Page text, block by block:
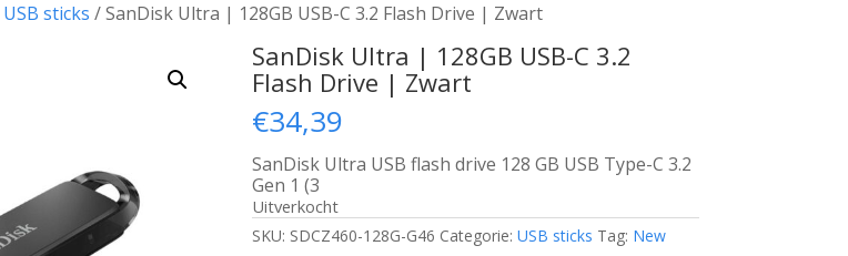
USB sticks / SanDisk Ultra | 128GB USB-C 3.2 Flash Drive | Zwart
SanDisk Ultra | 128GB USB-C 3.2
Flash Drive | Zwart
€34,39
SanDisk Ultra USB flash drive 128 GB USB Type-C 3.2
Gen 1 (3
Uitverkocht
SKU: SDCZ460-128G-G46 Categorie:USB sticks Tag: New